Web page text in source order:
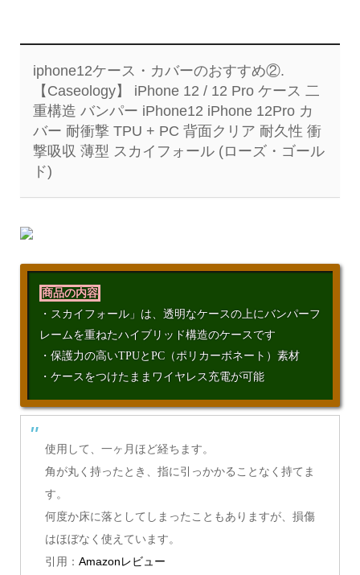
iphone12ケース・カバーのおすすめ②.
【Caseology】 iPhone 12 / 12 Pro ケース 二
重構造 バンパー iPhone12 iPhone 12Pro カ
バー 耐衝撃 TPU + PC 背面クリア 耐久性 衝
撃吸収 薄型 スカイフォール (ローズ・ゴール
ド)
商品の内容
・スカイフォール」は、透明なケースの上にバンパーフ
レームを重ねたハイブリッド構造のケースです
・保護力の高いTPUとPC（ポリカーボネート）素材
・ケースをつけたままワイヤレス充電が可能
使用して、一ヶ月ほど経ちます。
角が丸く持ったとき、指に引っかかることなく持てま
す。
何度か床に落としてしまったこともありますが、損傷
はほぼなく使えています。
引用： Amazonレビュー